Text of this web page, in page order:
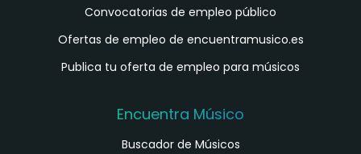
Convocatorias de empleo público
Ofertas de empleo de encuentramusico.es
Publica tu oferta de empleo para músicos
Encuentra Músico
Buscador de Músicos